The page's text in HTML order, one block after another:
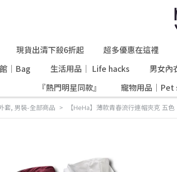
現貨出清下殺6折起 超多優惠在這裡
｜Bag 生活用品｜ Life hacks 男女內
『熱門明星同款』
寵物用品｜
套, 男裝-全部商品 【HeHa】薄款青春流行連帽夾克 五色